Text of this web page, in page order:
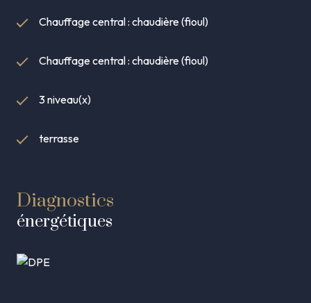
pleinement de la campagne tout en restant à proximité
Cette propriété rare et pleine de potentiel est une
par le charme de l’ancien, les volumes généreux, les
d’exception.
Chauffage central : chaudière (fioul)
Chauffage central : chaudière (fioul)
3 niveau(x)
terrasse
Diagnostics
énergétiques